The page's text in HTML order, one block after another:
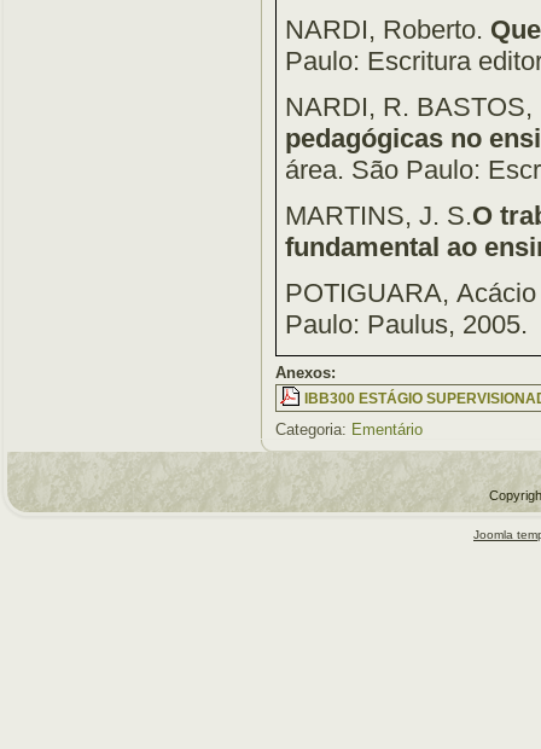
NARDI, Roberto.
Paulo: Escritura
NARDI, R.
pedagógicas no
área. São Paulo:
MARTINS, J. S.O
fundamental ao
POTIGUARA,
Paulo: Paulus, 2005.
Anexos:
IBB300 ESTÁGIO
Categoria: Ementário
Joomla